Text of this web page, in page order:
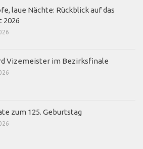
laue Nächte: Rückblick auf das
2026
Vizemeister im Bezirksfinale
zum 125. Geburtstag